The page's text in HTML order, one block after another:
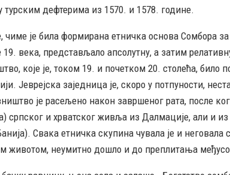
дефтерима из 1570. и 1578. године.
чиме је била формирана етничка основа Сомбора
века, представљало апсолутну, а затим
које је, током 19. и почетком 20. столећа, било
Јеврејска заједница је, скоро у потпуности,
је расељено након завршеног рата, после
српског и хрватског живља из Далмације, али и из
Свака етничка скупина чувала је и неговала
животом, неумитно дошло и до преплитања